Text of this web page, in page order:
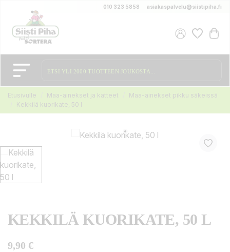
010 323 5858 asiakaspalvelu@siistipiha.fi
Etusivulle Maa-ainekset ja katteet
Maa-ainekset pikku säkeissä
Kekkilä kuorikate, 50 l
KEKKILÄ KUORIKATE, 50 L
9,90 €